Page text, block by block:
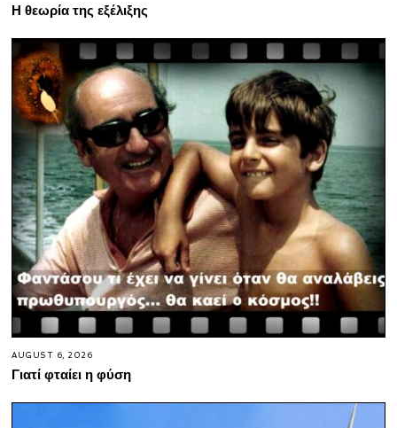
Η θεωρία της εξέλιξης
AUGUST 6, 2026
Γιατί φταίει η φύση